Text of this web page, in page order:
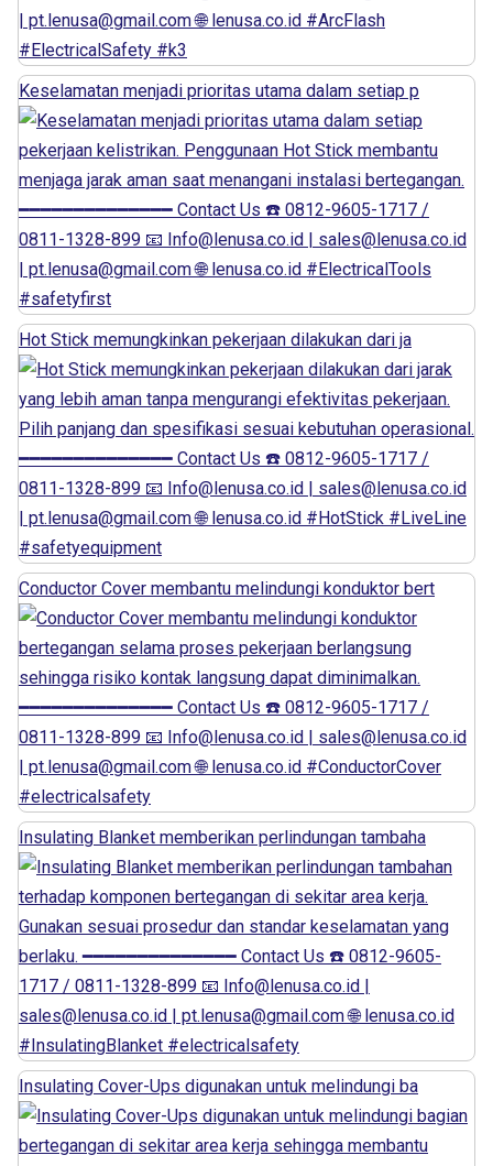
Keselamatan menjadi prioritas utama dalam setiap p
Hot Stick memungkinkan pekerjaan dilakukan dari ja
Conductor Cover membantu melindungi konduktor bert
Insulating Blanket memberikan perlindungan tambaha
Insulating Cover-Ups digunakan untuk melindungi ba